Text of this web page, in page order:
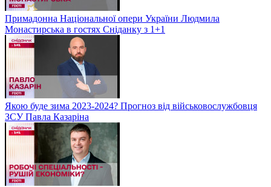
Примадонна Національної опери України Людмила
Монастирська в гостях Сніданку з 1+1
Якою буде зима 2023-2024? Прогноз від військовослужбовця
ЗСУ Павла Казаріна